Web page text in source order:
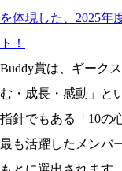
を体現した、2025年
ト！
Buddy賞は、ギーク
む・成長・感動」と
指針でもある「10の
最も活躍したメンバ